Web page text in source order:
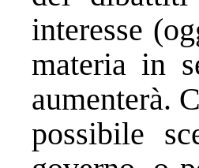
interesse
materia in
aumenterà.
possibile